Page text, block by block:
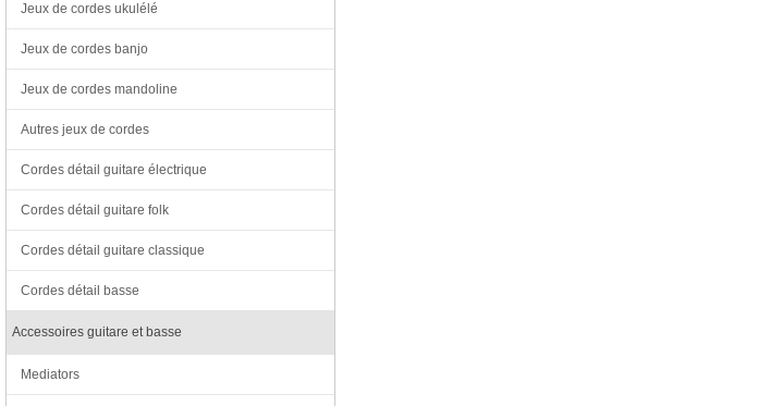
Jeux de cordes ukulélé
Jeux de cordes banjo
Jeux de cordes mandoline
Autres jeux de cordes
Cordes détail guitare électrique
Cordes détail guitare folk
Cordes détail guitare classique
Cordes détail basse
Accessoires guitare et basse
Mediators